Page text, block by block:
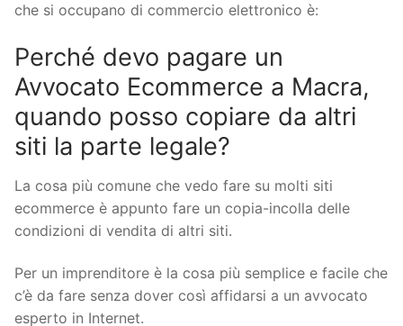
che si occupano di commercio elettronico è:
Perché devo pagare un
Avvocato Ecommerce a Macra,
quando posso copiare da altri
siti la parte legale?
La cosa più comune che vedo fare su molti siti
ecommerce è appunto fare un copia-incolla delle
condizioni di vendita di altri siti.
Per un imprenditore è la cosa più semplice e facile che
c’è da fare senza dover così affidarsi a un avvocato
esperto in Internet.